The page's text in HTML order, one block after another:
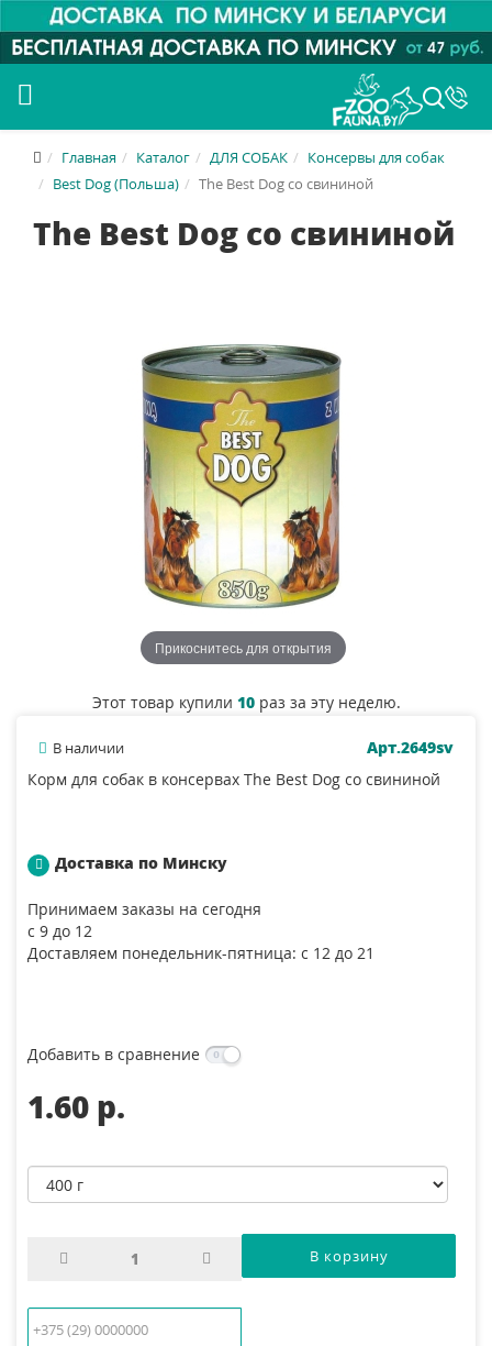
Главная Каталог ДЛЯ СОБАК
Консервы для собак
Best Dog (Польша)
The Best Dog со свининой
The Best Dog со свининой
Прикоснитесь для открытия
Этот товар купили 10раз за эту неделю.
В наличии
Арт.2649sv
Корм для собак в консервах The Best Dog со свининой
Доставка по Минску
Принимаем заказы на сегодня
с 9 до 12
Доставляем понедельник-пятница: с 12 до 21
Добавить в сравнение
1.60 p.